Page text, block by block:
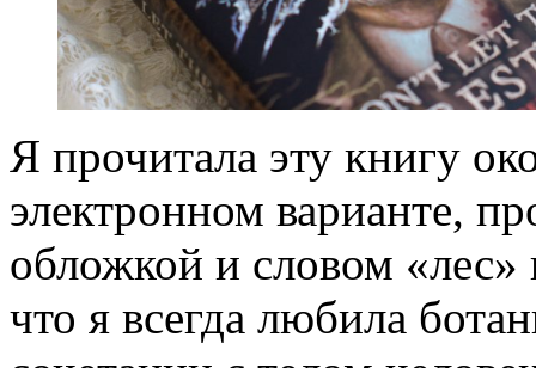
Я прочитала эту книгу
электронном варианте,
обложкой и словом
что я всегда любила